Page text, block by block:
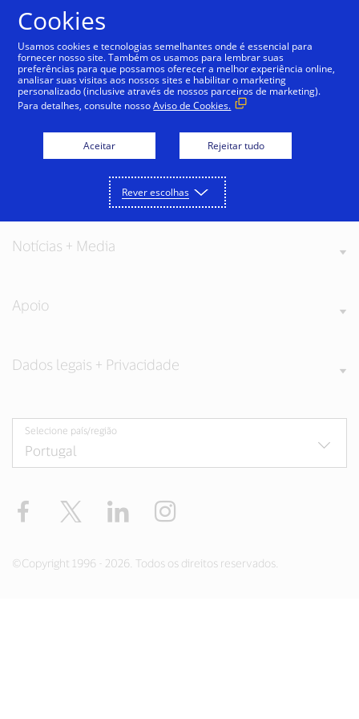
Os nossos valores
Notícias + Media
Apoio
Dados legais + Privacidade
Selecione país/região
Facebook Twitter LinkedIn
©Copyright 1996 - 2026. Todos os direitos reservados.
Cookies
Usamos cookies e tecnologias semelhantes onde é essencial para
fornecer nosso site. Também os usamos para lembrar suas
preferências para que possamos oferecer a melhor experiência online,
analisar suas visitas aos nossos sites e habilitar o marketing
personalizado (inclusive através de nossos parceiros de marketing).
Para detalhes, consulte nossoAviso de Cookies.
Aceitar Rejeitar tudo
Rever escolhas